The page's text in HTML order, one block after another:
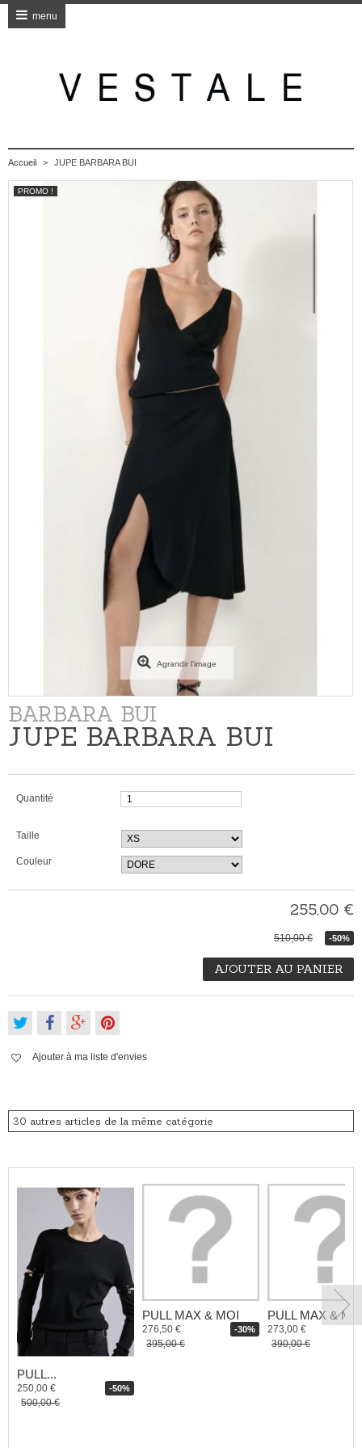
menu
Accueil > JUPE BARBARA BUI
PROMO !
Agrandir l'image
BARBARA BUI
JUPE BARBARA BUI
Quantité
Taille
Couleur
255,00 €
-50%
510,00 €
AJOUTER AU PANIER
Ajouter à ma liste d'envies
30 autres articles de la même catégorie
PULL...
250,00 € -50%
500,00 €
PULL MAX & MOI
276,50 € -30%
395,00 €
PULL MAX &
273,00 €
390,00 €